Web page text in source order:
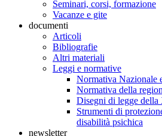
Seminari, corsi, formazione
Vacanze e gite
documenti
Articoli
Bibliografie
Altri materiali
Leggi e normative
Normativa Nazionale
Normativa della
Disegni di legge
Strumenti di
disabilità psichica
newsletter